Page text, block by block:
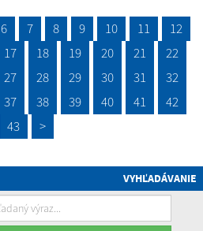
6 7 8 9 10 11
12
17 18 19 20 21
22
27 28 29 30 31
32
37 38 39 40 41
42
43
>
VYHĽADÁVANIE